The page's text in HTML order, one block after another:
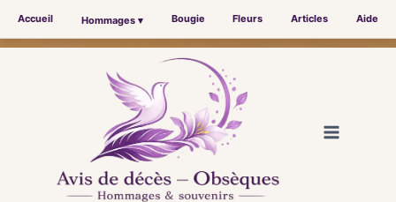
Accueil Hommages ▾ Bougie Fleurs Articles Aide